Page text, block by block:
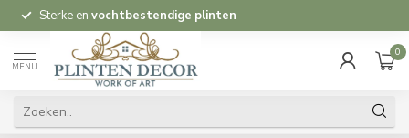
Sterke en vochtbestendige plinten
MENU
0